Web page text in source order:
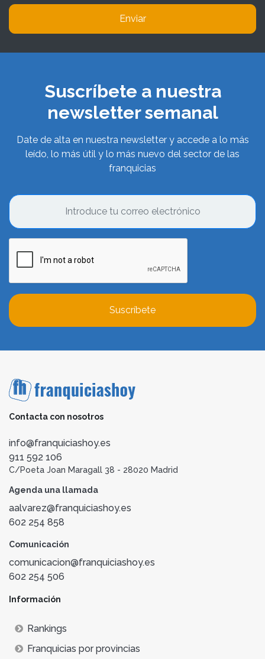
Enviar
Suscríbete a nuestra
newsletter semanal
Date de alta en nuestra newsletter y accede a lo más
leído, lo más útil y lo más nuevo del sector de las
franquicias
Suscríbete
Contacta con nosotros
info@franquiciashoy.es
911 592 106
C/Poeta Joan Maragall 38 - 28020 Madrid
Agenda una llamada
aalvarez@franquiciashoy.es
602 254 858
Comunicación
comunicacion@franquiciashoy.es
602 254 506
Información
Rankings
Franquicias por provincias